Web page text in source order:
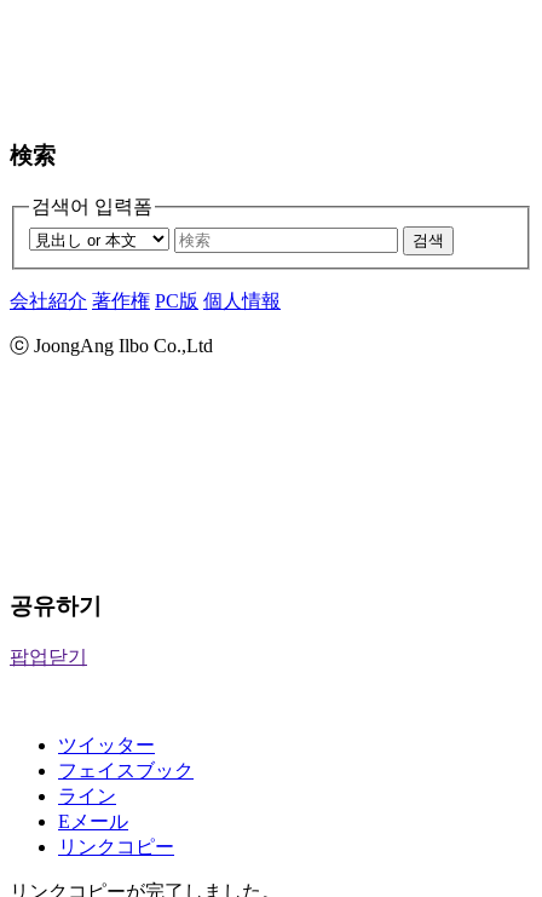
検索
검색어 입력폼
검색
会社紹介 著作権 PC版 個人情報
ⓒ JoongAng Ilbo Co.,Ltd
공유하기
팝업닫기
ツイッター
フェイスブック
ライン
Eメール
リンクコピー
リンクコピーが完了しました。